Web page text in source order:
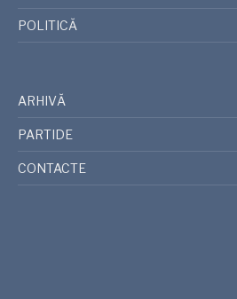
POLITICĂ
ARHIVĂ
PARTIDE
CONTACTE